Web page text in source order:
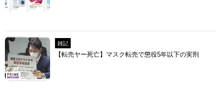
雑記
【転売ヤー死亡】マスク転売で懲役5年以下の実刑